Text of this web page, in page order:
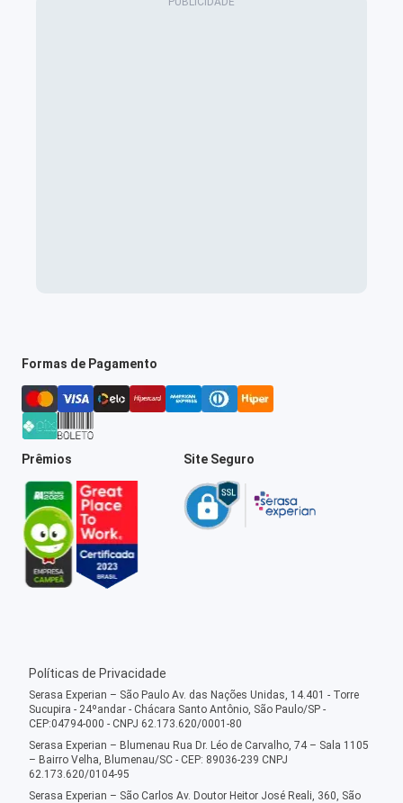
Formas de Pagamento
Prêmios Site Seguro
Políticas de Privacidade
Serasa Experian – São Paulo Av. das Nações Unidas, 14.401 - Torre
Sucupira - 24ºandar - Chácara Santo Antônio, São Paulo/SP -
CEP:04794-000 - CNPJ 62.173.620/0001-80
Serasa Experian – Blumenau Rua Dr. Léo de Carvalho, 74 – Sala 1105
– Bairro Velha, Blumenau/SC - CEP: 89036-239 CNPJ
62.173.620/0104-95
Serasa Experian – São Carlos Av. Doutor Heitor José Reali, 360, São